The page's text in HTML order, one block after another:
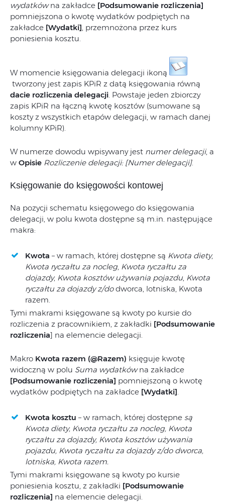
wydatkówna zakładce [Podsumowanie rozliczenia]
pomniejszona o kwotę wydatków podpiętych na
zakładce [Wydatki], przemnożona przez kurs
poniesienia kosztu.
W momencie księgowania delegacji ikoną
tworzony jest zapis KPiR z datą księgowania równą
dacie rozliczenia delegacji. Powstaje jeden zbiorczy
zapis KPiR na łączną kwotę kosztów (sumowane są
koszty z wszystkich etapów delegacji, w ramach danej
kolumny KPiR).
W numerze dowodu wpisywany jest numer delegacji, a
w Opisie Rozliczenie delegacji: [Numer delegacji].
Księgowanie do księgowości kontowej
Na pozycji schematu księgowego do księgowania
delegacji, w polu kwota dostępne są m.in. następujące
makra:
Kwota – w ramach, której dostępne są Kwota diety,
Kwota ryczałtu za nocleg, Kwota ryczałtu za
dojazdy, Kwota kosztów używania pojazdu, Kwota
ryczałtu za dojazdy z/dodworca, lotniska, Kwota
razem.
Tymi makrami księgowane są kwoty po kursie do
rozliczenia z pracownikiem, z zakładki [Podsumowanie
rozliczenia] na elemencie delegacji.
Makro Kwota razem (@Razem) księguje kwotę
widoczną w polu Suma wydatkówna zakładce
[Podsumowanie rozliczenia] pomniejszoną o kwotę
wydatków podpiętych na zakładce [Wydatki].
Kwota kosztu – w ramach, której dostępne są
Kwota diety, Kwota ryczałtu za nocleg, Kwota
ryczałtu za dojazdy, Kwota kosztów używania
pojazdu, Kwota ryczałtu za dojazdy z/do dworca,
lotniska, Kwota razem.
Tymi makrami księgowane są kwoty po kursie
poniesienia kosztu, z zakładki [Podsumowanie
rozliczenia] na elemencie delegacji.